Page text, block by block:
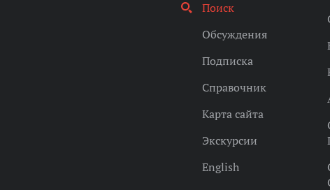
Поиск
Обсуждения
Подписка
Справочник
Карта сайта
Экскурсии
English